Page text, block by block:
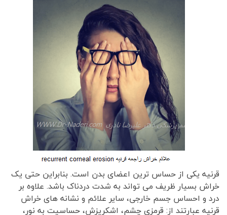
قرنیه یکی از حساس ترین اعضای بدن است. بنابراین حتی یک
خراش بسیار ظریف می تواند به شدت دردناک باشد. علاوه بر
درد و احساس جسم خارجی، سایر علائم و نشانه های خراش
قرنیه عبارتند از: قرمزی چشم، اشکریزش، حساسیت به نور،